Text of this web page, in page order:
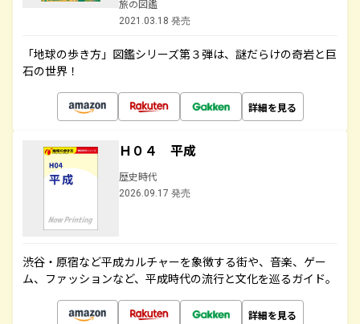
旅の図鑑
2021.03.18 発売
「地球の歩き方」図鑑シリーズ第３弾は、謎だらけの奇岩と巨
石の世界！
詳細を見る
Ｈ０４ 平成
歴史時代
2026.09.17 発売
渋谷・原宿など平成カルチャーを象徴する街や、音楽、ゲー
ム、ファッションなど、平成時代の流行と文化を巡るガイド。
詳細を見る